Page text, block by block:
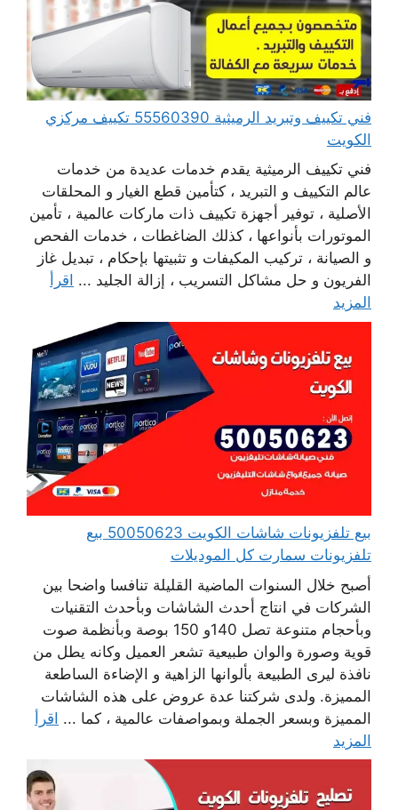
فني تكييف وتبريد الرميثية 55560390 تكييف مركزي
الكويت
فني تكييف الرميثية يقدم خدمات عديدة من خدمات
عالم التكييف و التبريد ، كتأمين قطع الغيار و المحلقات
الأصلية ، توفير أجهزة تكييف ذات ماركات عالمية ، تأمين
الموتورات بأنواعها ، كذلك الضاغطات ، خدمات الفحص
و الصيانة ، تركيب المكيفات و تثبيتها بإحكام ، تبديل غاز
الفريون و حل مشاكل التسريب ، إزالة الجليد ... اقرأ
المزيد
بيع تلفزيونات شاشات الكويت 50050623 بيع
تلفزيونات سمارت كل الموديلات
أصبح خلال السنوات الماضية القليلة تنافسا واضحا بين
الشركات في انتاج أحدث الشاشات وبأحدث التقنيات
وبأحجام متنوعة تصل 140و 150 بوصة وبأنظمة صوت
قوية وصورة والوان طبيعية تشعر العميل وكانه يطل من
نافذة ليرى الطبيعة بألوانها الزاهية و الإضاءة الساطعة
المميزة. ولدى شركتنا عدة عروض على هذه الشاشات
المميزة وبسعر الجملة وبمواصفات عالمية ، كما ... اقرأ
المزيد